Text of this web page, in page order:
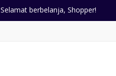
Selamat berbelanja, Shopper!